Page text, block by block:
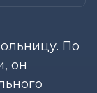
По
он